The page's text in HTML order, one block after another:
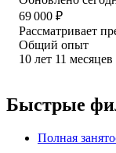
69 000 ₽
Рассматривает
Общий опыт
10 лет 11 месяцев
Быстрые
Полная